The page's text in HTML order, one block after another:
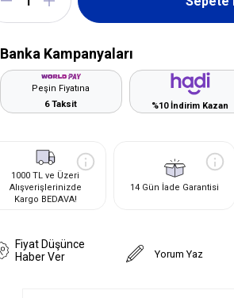
Banka Kampanyaları
Peşin Fiyatına
6 Taksit
%10 İndirim Kazan
1000 TL ve Üzeri
Alışverişlerinizde
Kargo BEDAVA!
14 Gün İade Garantisi
Fiyat Düşünce
Haber Ver
Yorum Yaz